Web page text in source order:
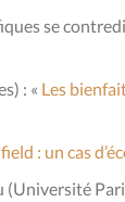
se
: « Les
: un cas